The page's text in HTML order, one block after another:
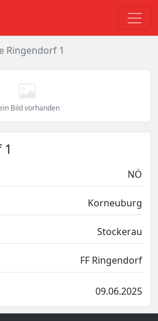
Ringendorf 1
Bild vorhanden
NÖ
Korneuburg
Stockerau
FF Ringendorf
09.06.2025